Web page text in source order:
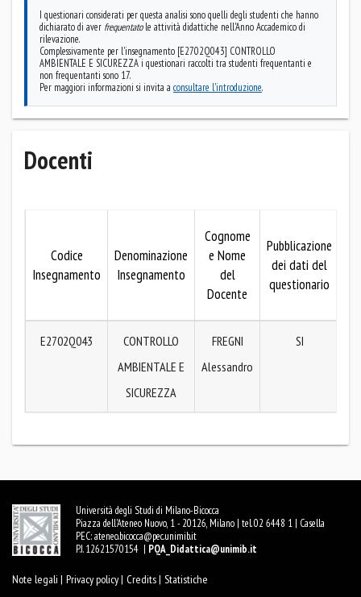
I questionari considerati per questa analisi sono quelli degli studenti che hanno
dichiarato di aver frequentatole attività didattiche nell'Anno Accademico di
rilevazione.
Complessivamente per l'insegnamento [E2702Q043] CONTROLLO
AMBIENTALE E SICUREZZA i questionari raccolti tra studenti frequentanti e
non frequentanti sono 17.
Per maggiori informazioni si invita a consultare l'introduzione.
Docenti
Codice
Insegnamento
Denominazione
Insegnamento
Cognome
e Nome
del
Docente
Pubblicazione
dei dati del
questionario
E2702Q043
CONTROLLO
AMBIENTALE E
SICUREZZA
FREGNI
Alessandro
SI
Università degli Studi di Milano-Bicocca
Piazza dell'Ateneo Nuovo, 1 - 20126, Milano | tel. 02 6448 1 | Casella
PEC:ateneo.bicocca@pec.unimib.it
P.I. 12621570154 | PQA_Didattica@unimib.it
Note legali | Privacy policy | Credits | Statistiche